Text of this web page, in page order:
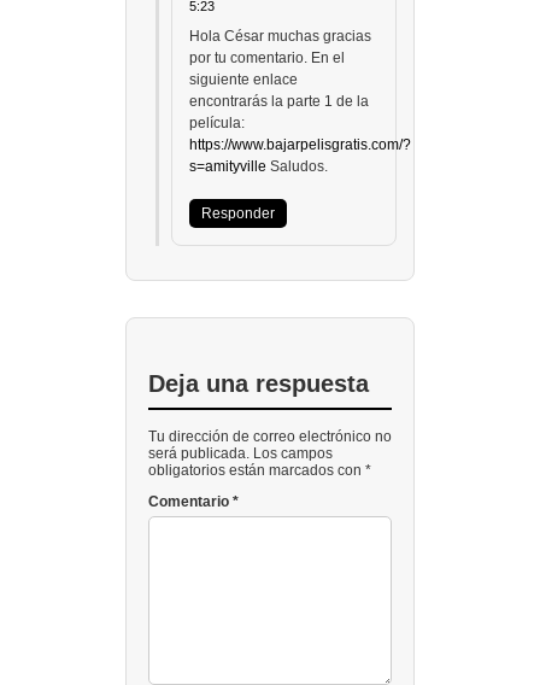
5:23
Hola César muchas gracias
por tu comentario. En el
siguiente enlace
encontrarás la parte 1 de la
película:
https://www.bajarpelisgratis.com/?
s=amityville Saludos.
Responder
Deja una respuesta
Tu dirección de correo electrónico no
será publicada. Los campos
obligatorios están marcados con *
Comentario *